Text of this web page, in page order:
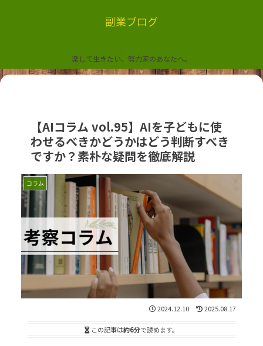
副業ブログ
楽して生きたい、努力家のあなたへ。
【AIコラム vol.95】AIを子どもに使
わせるべきかどうかはどう判断すべき
ですか？素朴な疑問を徹底解説
コラム
2024.12.10 2025.08.17
この記事は約6分で読めます。